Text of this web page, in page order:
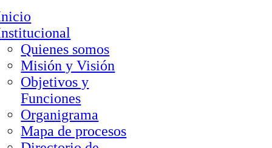
Quienes somos
Misión y Visión
Objetivos y
Funciones
Organigrama
Mapa de procesos